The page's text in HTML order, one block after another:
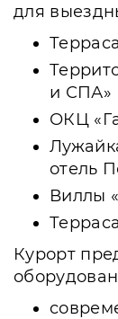
для
и СПА»
ОКЦ
отель
Виллы
Курорт